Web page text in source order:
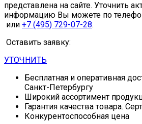
представлена на сайте. Уточнить
информацию Вы можете по
или +7 (495) 729-07-28.
Оставить заявку:
УТОЧНИТЬ
Бесплатная и оперативная
Санкт-Петербургу
Широкий ассортимент
Гарантия качества товара.
Конкурентоспособная цена